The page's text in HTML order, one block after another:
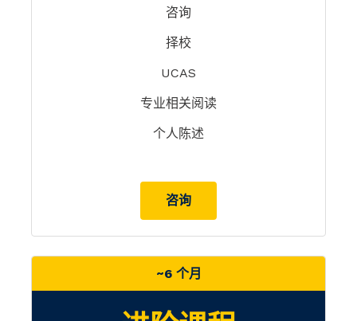
咨询
择校
UCAS
专业相关阅读
个人陈述
咨询
~6 个月